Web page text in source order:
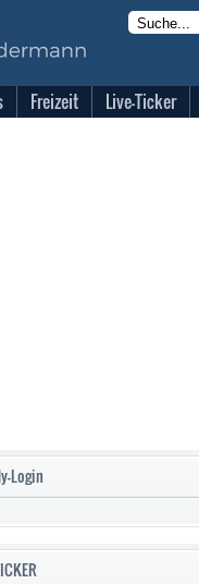
Freizeit Live-Ticker
Login